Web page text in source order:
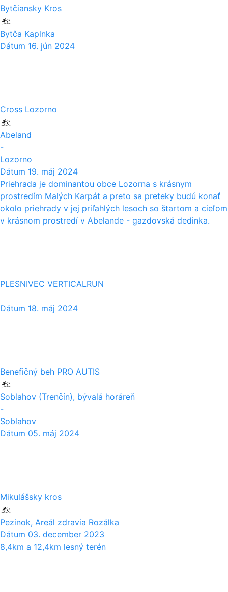
Bytčiansky Kros
Bytča Kaplnka
Dátum 16. jún 2024
Cross Lozorno
Abeland
-
Lozorno
Dátum 19. máj 2024
Priehrada je dominantou obce Lozorna s krásnym
prostredím Malých Karpát a preto sa preteky budú konať
okolo priehrady v jej priľahlých lesoch so štartom a cieľom
v krásnom prostredí v Abelande - gazdovská dedinka.
PLESNIVEC VERTICALRUN
Dátum 18. máj 2024
Benefičný beh PRO AUTIS
Soblahov (Trenčín), bývalá horáreň
-
Soblahov
Dátum 05. máj 2024
Mikulášsky kros
Pezinok, Areál zdravia Rozálka
Dátum 03. december 2023
8,4km a 12,4km lesný terén